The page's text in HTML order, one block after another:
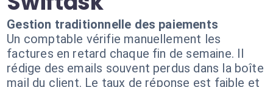
Gestion traditionnelle des paiements
Un comptable vérifie manuellement les
factures en retard chaque fin de semaine. Il
rédige des emails souvent perdus dans la boîte
mail du client. Le taux de réponse est faible et